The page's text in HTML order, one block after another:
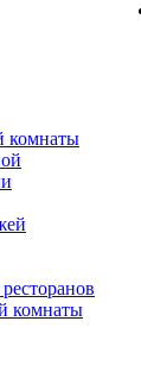
комнаты
комнаты